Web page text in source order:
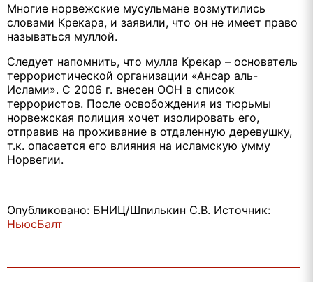
Многие норвежские мусульмане возмутились
словами Крекара, и заявили, что он не имеет право
называться муллой.
Следует напомнить, что мулла Крекар – основатель
террористической организации «Ансар аль-
Ислами». С 2006 г. внесен ООН в список
террористов. После освобождения из тюрьмы
норвежская полиция хочет изолировать его,
отправив на проживание в отдаленную деревушку,
т.к. опасается его влияния на исламскую умму
Норвегии.
Опубликовано: БНИЦ/Шпилькин С.В. Источник:
НьюсБалт